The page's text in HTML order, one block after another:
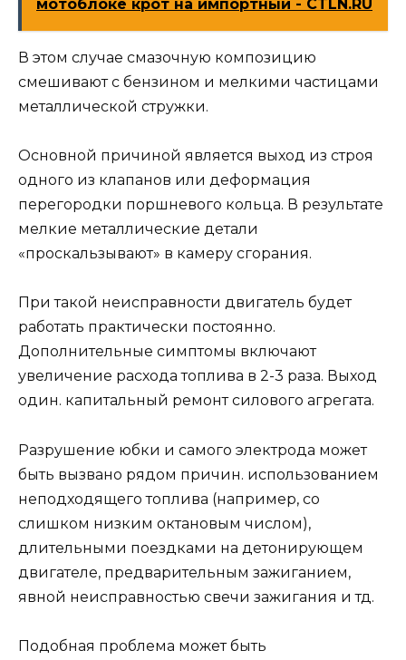
мотоблоке крот на импортный - CTLN.RU
В этом случае смазочную композицию
смешивают с бензином и мелкими частицами
металлической стружки.
Основной причиной является выход из строя
одного из клапанов или деформация
перегородки поршневого кольца. В результате
мелкие металлические детали
«проскальзывают» в камеру сгорания.
При такой неисправности двигатель будет
работать практически постоянно.
Дополнительные симптомы включают
увеличение расхода топлива в 2-3 раза. Выход
один. капитальный ремонт силового агрегата.
Разрушение юбки и самого электрода может
быть вызвано рядом причин. использованием
неподходящего топлива (например, со
слишком низким октановым числом),
длительными поездками на детонирующем
двигателе, предварительным зажиганием,
явной неисправностью свечи зажигания и тд.
Подобная проблема может быть